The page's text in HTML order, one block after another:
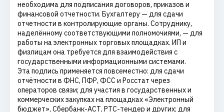
необходима для подписания договоров, приказов и
финансовой отчетности. Бухгалтеру — для сдачи
отчетности в контролирующие органы. Сотруднику,
наделённому соответствующими полномочиями, — для
работы на электронных торговых площадках. ИП и
физлицам она требуется для взаимодействия с
государственными информационными системами.
Эта подпись применяется повсеместно: для сдачи
отчётности в ФНС, ПФР, ФСС и Росстат через
операторов связи; для участия в государственных и
коммерческих закупках на площадках «Электронный
бюджет», Сбербанк-АСТ, РТС-тендер и других; для